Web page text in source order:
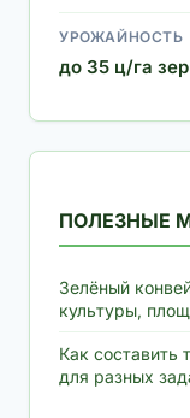
УРОЖАЙНОСТЬ
до 35 ц/га
ПОЛЕЗНЫЕ
Зелёный
культуры,
Как
для разных